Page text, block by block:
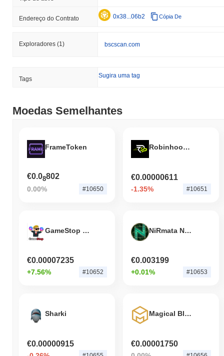
Endereço do Contrato 0x38...06b2 Cópia De
Exploradores (1) bscscan.com
Tags Sugira uma tag
Moedas Semelhantes
FrameToken
€0.08802
0.00% #10650
Robinhood Payments Protocol
€0.00000611
-1.35% #10651
GameStop on PulseChain
€0.00007235
+7.56% #10652
NiRmata Network
€0.003199
+0.01% #10653
Sharki
€0.00000915
Magical Blocks
€0.00001750